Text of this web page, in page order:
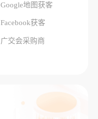
Google地图获客
Facebook获客
广交会采购商